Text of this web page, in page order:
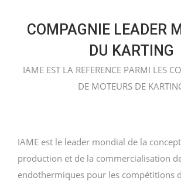
COMPAGNIE LEADER
DU KARTING
IAME EST LA REFERENCE PARMI LES
DE MOTEURS DE
IAME est le leader mondial de la
production et de la commercialisation
endothermiques pour les compétitions